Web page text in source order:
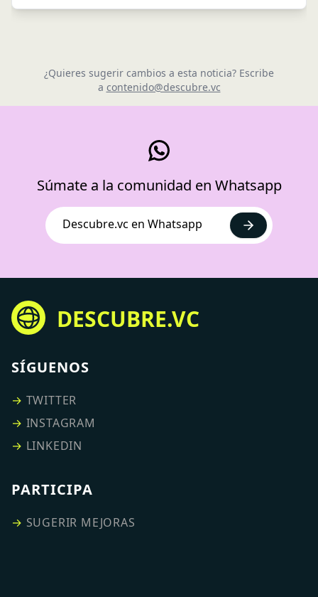
¿Quieres sugerir cambios a esta noticia? Escribe
a contenido@descubre.vc
Súmate a la comunidad en Whatsapp
Descubre.vc en Whatsapp
DESCUBRE.VC
SÍGUENOS
→ TWITTER
→ INSTAGRAM
→ LINKEDIN
PARTICIPA
→ SUGERIR MEJORAS